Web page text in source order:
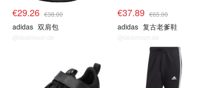
€29.26 €38.00
adidas 双肩包
@dealmoon.de
€37.89 €65.00
adidas 复古老爹鞋
@dealmoon.de